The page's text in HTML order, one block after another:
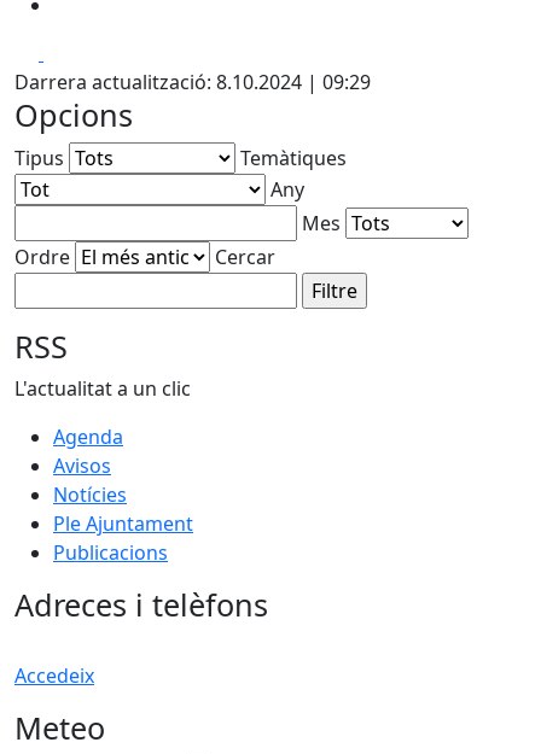
Darrera actualització: 8.10.2024 | 09:29
Opcions
Tipus
Temàtiques
Any
Mes
Ordre
Cercar
RSS
L'actualitat a un clic
Agenda
Avisos
Notícies
Ple Ajuntament
Publicacions
Adreces i telèfons
Accedeix
Meteo